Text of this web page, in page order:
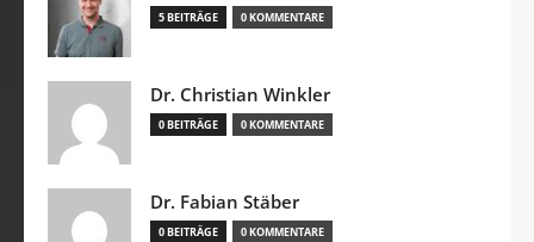
5 BEITRÄGE 0 KOMMENTARE
Dr. Christian Winkler
0 BEITRÄGE 0 KOMMENTARE
Dr. Fabian Stäber
0 BEITRÄGE 0 KOMMENTARE